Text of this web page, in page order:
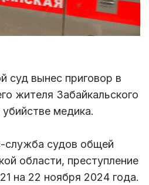
суд вынес приговор в
жителя Забайкальского
медика.
служба судов общей
области, преступление
на 22 ноября 2024 года.